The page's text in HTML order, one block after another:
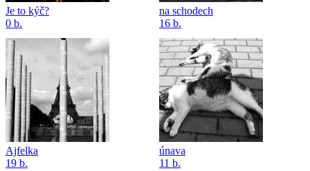
Je to kýč?
0 b.
na schodech
16 b.
Ajfelka
19 b.
únava
11 b.